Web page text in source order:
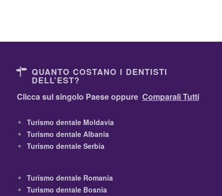
QUANTO COSTANO I DENTISTI
DELL’EST?
Clicca sul singolo Paese oppure Comparali Tutti
Turismo dentale Moldavia
Turismo dentale Albania
Turismo dentale Serbia
Turismo dentale Romania
Turismo dentale Bosnia